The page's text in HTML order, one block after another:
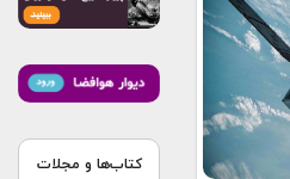
کتاب‌ها و مجلات